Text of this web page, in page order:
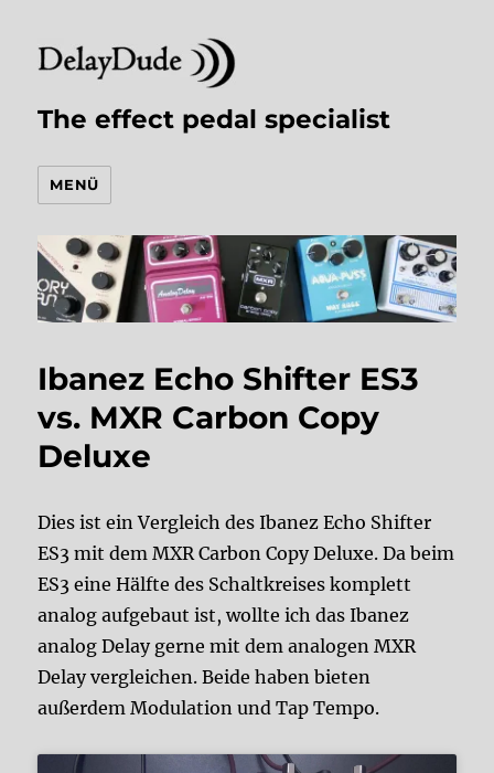
The effect pedal specialist
MENÜ
Ibanez Echo Shifter ES3
vs. MXR Carbon Copy
Deluxe
Dies ist ein Vergleich des Ibanez Echo Shifter
ES3 mit dem MXR Carbon Copy Deluxe. Da beim
ES3 eine Hälfte des Schaltkreises komplett
analog aufgebaut ist, wollte ich das Ibanez
analog Delay gerne mit dem analogen MXR
Delay vergleichen. Beide haben bieten
außerdem Modulation und Tap Tempo.